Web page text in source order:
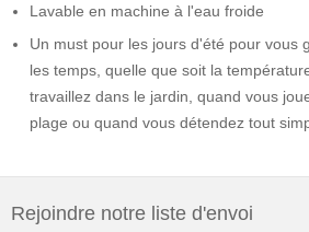
Lavable en machine à l'eau froide
Un must pour les jours d'été pour vous
les temps, quelle que soit la
travaillez dans le jardin, quand vous
plage ou quand vous détendez tout
Rejoindre notre liste d'envoi